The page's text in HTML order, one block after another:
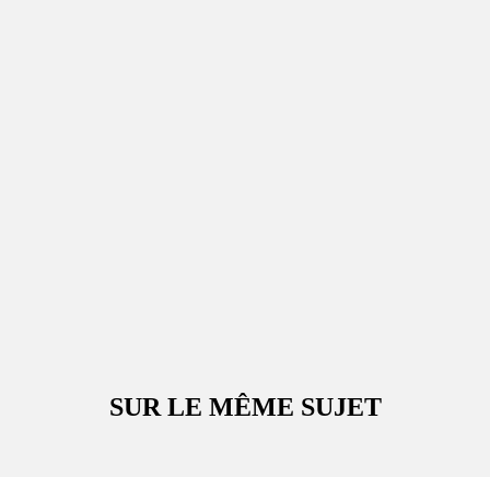
SUR LE MÊME SUJET